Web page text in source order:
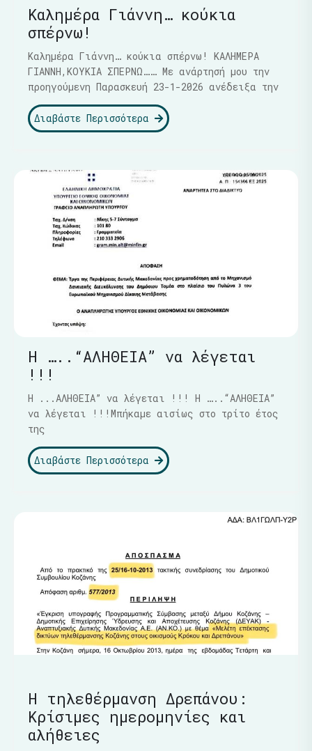
Καλημέρα Γιάννη… κούκια
σπέρνω!
Καλημέρα Γιάννη… κούκια σπέρνω! ΚΑΛΗΜΕΡΑ
ΓΙΑΝΝΗ,ΚΟΥΚΙΑ ΣΠΕΡΝΩ…… Με ανάρτησή μου την
προηγούμενη Παρασκευή 23-1-2026 ανέδειξα την
Διαβάστε Περισσότερα
Η …..“ΑΛΗΘΕΙΑ” να λέγεται
!!!
Η ...ΑΛΗΘΕΙΑ” να λέγεται !!! Η …..“ΑΛΗΘΕΙΑ”
να λέγεται !!!Μπήκαμε αισίως στο τρίτο έτος
της
Διαβάστε Περισσότερα
Η τηλεθέρμανση Δρεπάνου:
Κρίσιμες ημερομηνίες και
αλήθειες